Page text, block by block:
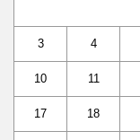
3 4
10 11
17 18